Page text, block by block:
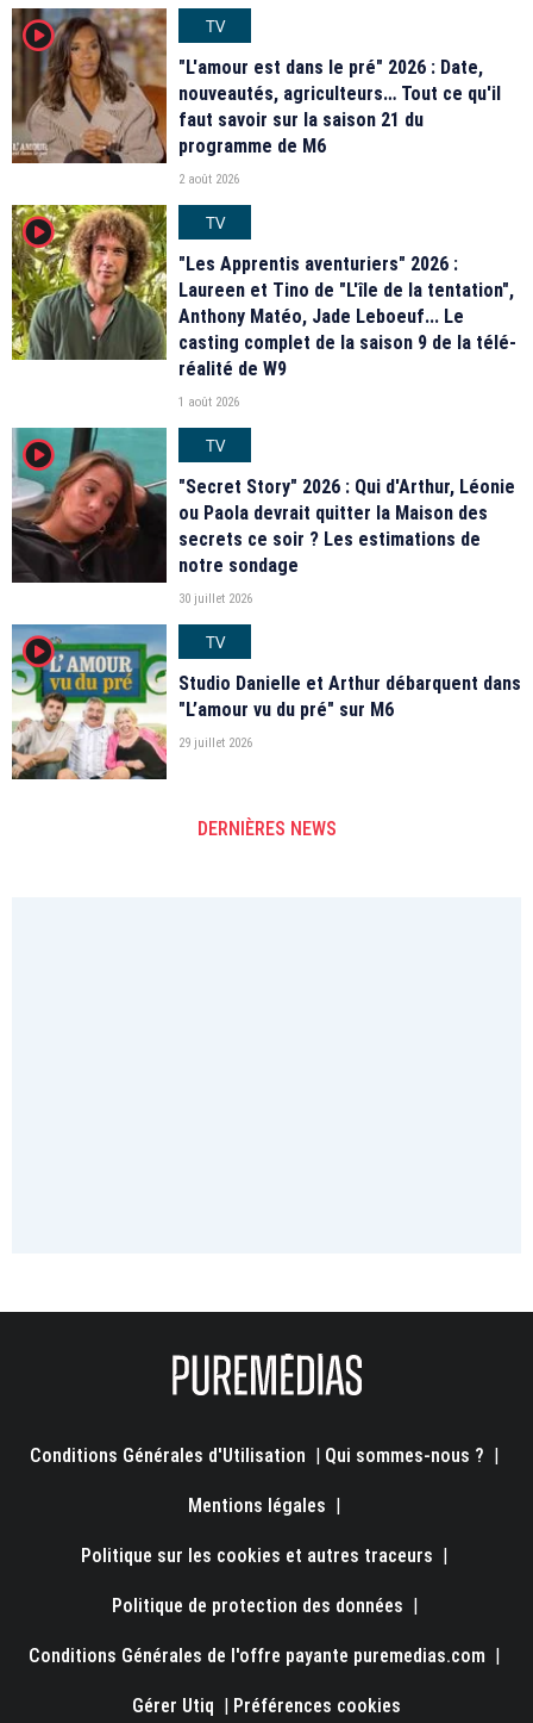
player2
TV
"L'amour est dans le pré" 2026 : Date,
nouveautés, agriculteurs… Tout ce qu'il
faut savoir sur la saison 21 du
programme de M6
2 août 2026
player2
TV
"Les Apprentis aventuriers" 2026 :
Laureen et Tino de "L'île de la tentation",
Anthony Matéo, Jade Leboeuf... Le
casting complet de la saison 9 de la télé-
réalité de W9
1 août 2026
player2
TV
"Secret Story" 2026 : Qui d'Arthur, Léonie
ou Paola devrait quitter la Maison des
secrets ce soir ? Les estimations de
notre sondage
30 juillet 2026
player2
TV
Studio Danielle et Arthur débarquent dans
"L’amour vu du pré" sur M6
29 juillet 2026
DERNIÈRES NEWS
Conditions Générales d'Utilisation Qui sommes-nous ?
Mentions légales
Politique sur les cookies et autres traceurs
Politique de protection des données
Conditions Générales de l'offre payante puremedias.com
Gérer Utiq Préférences cookies